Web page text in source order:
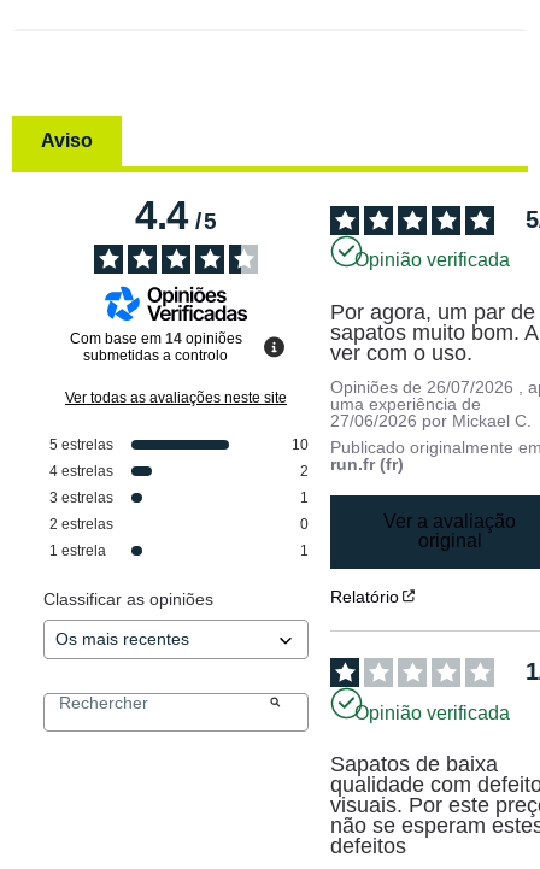
Aviso
4.4/5
Com base em 14 opiniões
submetidas a controlo
Ver todas as avaliações neste site
5 estrelas
10
4 estrelas
2
3 estrelas
1
2 estrelas
0
1 estrela 1
Classificar as opiniões
5
Opinião verificada
Por agora, um par de
sapatos muito bom. A
ver com o uso.
Opiniões de 26/07/2026
,
uma experiência de
27/06/2026 por Mickael C.
Publicado originalmente
run.fr (fr)
Ver a avaliação
original
Relatório
1
Opinião verificada
Sapatos de baixa
qualidade com
visuais. Por este
não se esperam
defeitos